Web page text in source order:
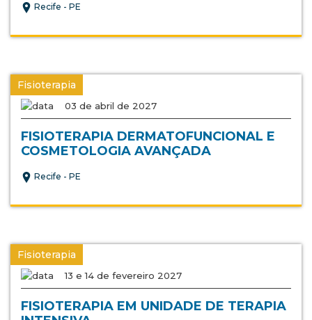
Recife - PE
Fisioterapia
03 de abril de 2027
FISIOTERAPIA DERMATOFUNCIONAL E
COSMETOLOGIA AVANÇADA
Recife - PE
Fisioterapia
13 e 14 de fevereiro 2027
FISIOTERAPIA EM UNIDADE DE TERAPIA